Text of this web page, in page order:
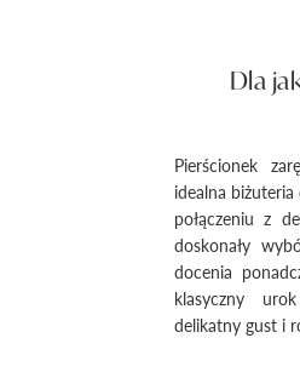
Dla
Pierścionek
idealna
połączeniu z
doskonały
docenia
klasyczny
delikatny gust i